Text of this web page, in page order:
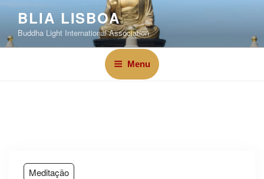
BLIA LISBOA
Buddha Light International Association
Menu
Meditação